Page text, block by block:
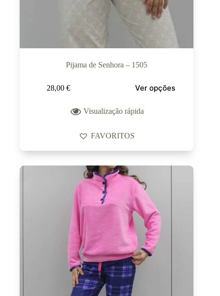
Pijama de Senhora – 1505
28,00 € Ver opções
Visualização rápida
FAVORITOS